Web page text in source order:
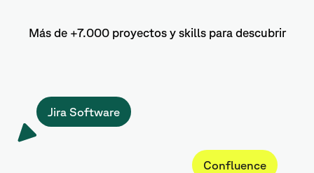
Más de +7.000 proyectos y skills para descubrir
Jira Software
Confluence